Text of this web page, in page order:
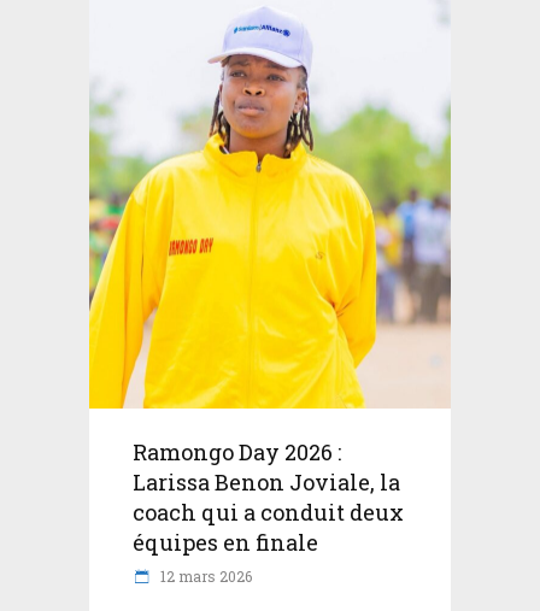
Ramongo Day 2026 :
Larissa Benon Joviale, la
coach qui a conduit deux
équipes en finale
12 mars 2026